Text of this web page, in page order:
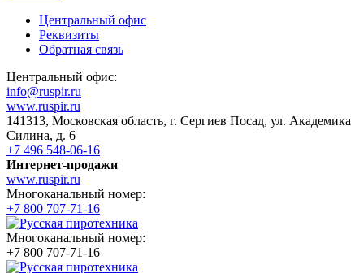
Центральный офис
Реквизиты
Обратная связь
Центральный офис:
info@ruspir.ru
www.ruspir.ru
141313, Московская область, г. Сергиев Посад, ул. Академика
Силина, д. 6
+7 496 548-06-16
Интернет-продажи
www.ruspir.ru
Многоканальный номер:
+7 800 707-71-16
Многоканальный номер:
+7 800 707-71-16